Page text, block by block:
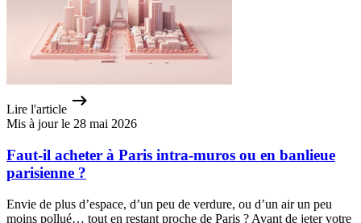
Lire l'article
Mis à jour le 28 mai 2026
Faut-il acheter à Paris intra-muros ou en banlieue
parisienne ?
Envie de plus d’espace, d’un peu de verdure, ou d’un air un peu
moins pollué… tout en restant proche de Paris ? Avant de jeter votre